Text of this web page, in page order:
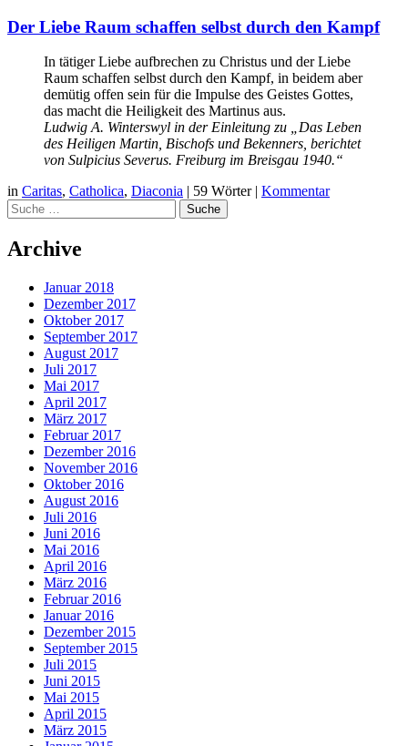
Der Liebe Raum schaffen selbst durch den Kampf
In tätiger Liebe aufbrechen zu Christus und der Liebe
Raum schaffen selbst durch den Kampf, in beidem aber
demütig offen sein für die Impulse des Geistes Gottes,
das macht die Heiligkeit des Martinus aus.
Ludwig A. Winterswyl in der Einleitung zu „Das Leben
des Heiligen Martin, Bischofs und Bekenners, berichtet
von Sulpicius Severus. Freiburg im Breisgau 1940.“
in Caritas, Catholica, Diaconia | 59 Wörter | Kommentar
Suche
Archive
Januar 2018
Dezember 2017
Oktober 2017
September 2017
August 2017
Juli 2017
Mai 2017
April 2017
März 2017
Februar 2017
Dezember 2016
November 2016
Oktober 2016
August 2016
Juli 2016
Juni 2016
Mai 2016
April 2016
März 2016
Februar 2016
Januar 2016
Dezember 2015
September 2015
Juli 2015
Juni 2015
Mai 2015
April 2015
März 2015